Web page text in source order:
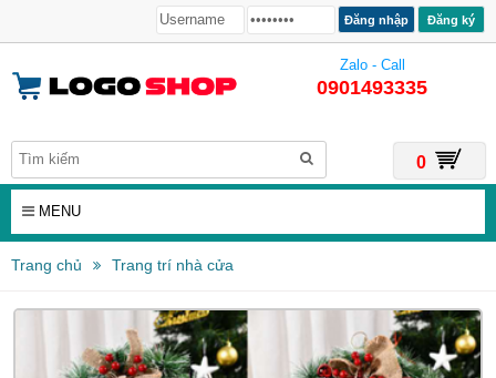
Đăng ký
Zalo - Call
0901493335
0
MENU
Trang chủ Trang trí nhà cửa